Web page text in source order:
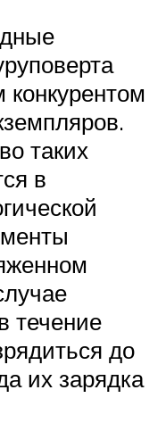
конкурентом
таких
в
течение
до
их зарядка